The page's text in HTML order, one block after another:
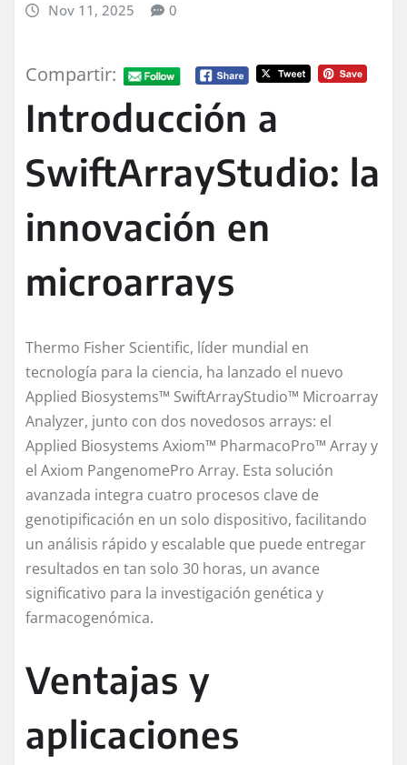
Nov 11, 2025 0
Compartir:
Introducción a
SwiftArrayStudio: la
innovación en
microarrays
Thermo Fisher Scientific, líder mundial en
tecnología para la ciencia, ha lanzado el nuevo
Applied Biosystems™ SwiftArrayStudio™ Microarray
Analyzer, junto con dos novedosos arrays: el
Applied Biosystems Axiom™ PharmacoPro™ Array y
el Axiom PangenomePro Array. Esta solución
avanzada integra cuatro procesos clave de
genotipificación en un solo dispositivo, facilitando
un análisis rápido y escalable que puede entregar
resultados en tan solo 30 horas, un avance
significativo para la investigación genética y
farmacogenómica.
Ventajas y
aplicaciones